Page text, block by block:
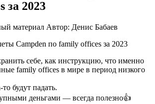
за 2023
материал Автор: Денис Бабаев
Campden по family offices за 2023
себе, как инструкцию, что именно
family offices в мире в период низкого
будут падать.
деньгами — всегда полезно👍